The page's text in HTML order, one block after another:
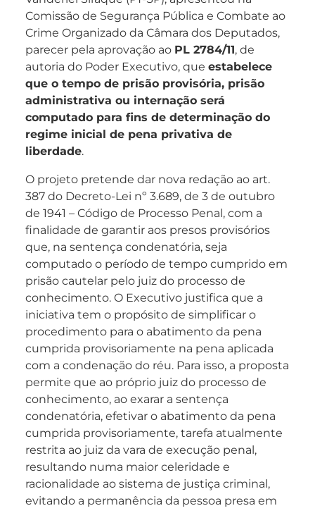
Comissão de Segurança Pública e Combate ao
Crime Organizado da Câmara dos Deputados,
parecer pela aprovação ao PL 2784/11, de
autoria do Poder Executivo, que estabelece
que o tempo de prisão provisória, prisão
administrativa ou internação será
computado para fins de determinação do
regime inicial de pena privativa de
liberdade.
O projeto pretende dar nova redação ao art.
387 do Decreto-Lei nº 3.689, de 3 de outubro
de 1941 – Código de Processo Penal, com a
finalidade de garantir aos presos provisórios
que, na sentença condenatória, seja
computado o período de tempo cumprido em
prisão cautelar pelo juiz do processo de
conhecimento. O Executivo justifica que a
iniciativa tem o propósito de simplificar o
procedimento para o abatimento da pena
cumprida provisoriamente na pena aplicada
com a condenação do réu. Para isso, a proposta
permite que ao próprio juiz do processo de
conhecimento, ao exarar a sentença
condenatória, efetivar o abatimento da pena
cumprida provisoriamente, tarefa atualmente
restrita ao juiz da vara de execução penal,
resultando numa maior celeridade e
racionalidade ao sistema de justiça criminal,
evitando a permanência da pessoa presa em